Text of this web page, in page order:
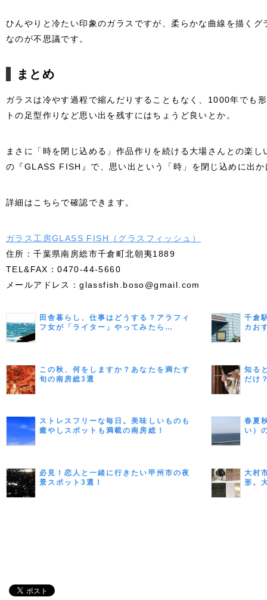
ひんやりと冷たい印象のガラスですが、柔らかな曲線を描く
なのが不思議です。
まとめ
ガラスは冷やす過程で縮んだりすることもなく、1000年でも
トの足型作りなど思い出を残すにはちょうど良いとか。
まさに「時を閉じ込める」作品作りを続ける大場さんとの楽
の『GLASS FISH』で、思い出という「時」を閉じ込めに出
詳細はこちらで確認できます。
ガラス工房GLASS FISH（グラスフィッシュ）
住所：千葉県南房総市千倉町北朝夷1889
TEL&FAX：0470-44-5660
メールアドレス：glassfish.boso@gmail.com
田舎暮らし、仕事はどうする？アラフィ
フ女が「ライター」やってみたら…
千倉
カお
この秋、何をしますか？あなたを満たす
旬の南房総3選
知る
だけ
ストレスフリーな毎日。美味しいものも
癒やしスポットも満載の南房総！
春夏
い）
必見！恋人と一緒に行きたい甲州市の夜
景スポット3選！
大村
形。